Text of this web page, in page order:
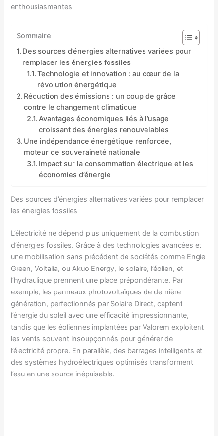
enthousiasmantes.
Sommaire :
Des sources d’énergies alternatives variées pour
remplacer les énergies fossiles
Technologie et innovation : au cœur de la
révolution énergétique
Réduction des émissions : un coup de grâce
contre le changement climatique
Avantages économiques liés à l’usage
croissant des énergies renouvelables
Une indépendance énergétique renforcée,
moteur de souveraineté nationale
Impact sur la consommation électrique et les
économies d’énergie
Des sources d’énergies alternatives variées pour remplacer
les énergies fossiles
L’électricité ne dépend plus uniquement de la combustion
d’énergies fossiles. Grâce à des technologies avancées et
une mobilisation sans précédent de sociétés comme Engie
Green, Voltalia, ou Akuo Energy, le solaire, l’éolien, et
l’hydraulique prennent une place prépondérante. Par
exemple, les panneaux photovoltaïques de dernière
génération, perfectionnés par Solaire Direct, captent
l’énergie du soleil avec une efficacité impressionnante,
tandis que les éoliennes implantées par Valorem exploitent
les vents souvent insoupçonnés pour générer de
l’électricité propre. En parallèle, des barrages intelligents et
des systèmes hydroélectriques optimisés transforment
l’eau en une source inépuisable.